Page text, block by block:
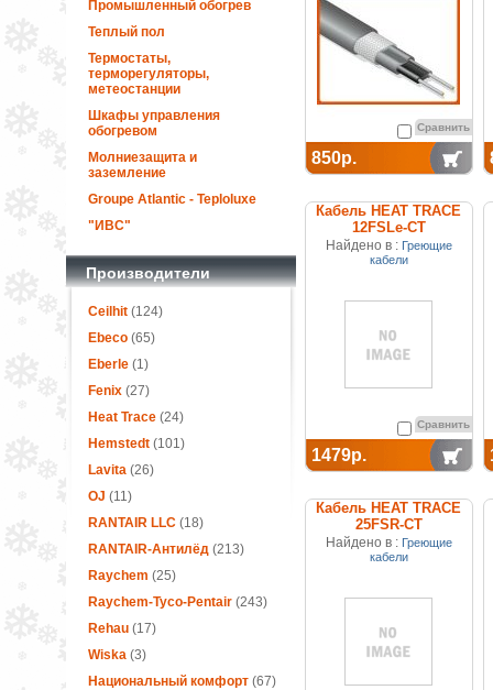
Промышленный обогрев
Теплый пол
Термостаты,
терморегуляторы,
метеостанции
Шкафы управления
обогревом
Молниезащита и
заземление
Groupe Atlantic - Teploluxe
"ИВС"
Производители
Ceilhit(124)
Ebeco(65)
Eberle(1)
Fenix(27)
Heat Trace(24)
Hemstedt(101)
Lavita(26)
OJ (11)
RANTAIR LLC(18)
RANTAIR-Антилёд(213)
Raychem (25)
Raychem-Tyco-Pentair (243)
Rehau(17)
Wiska(3)
Национальный комфорт(67)
Сравнить
850р.
Кабель HEAT TRACE
12FSLe-CT
саморегулирующийся
(покрытие из
Найдено в : Греющие
кабели
Сравнить
1479р.
Кабель HEAT TRACE
25FSR-CT
саморегулирующийся
(покрытие из
Найдено в : Греющие
кабели